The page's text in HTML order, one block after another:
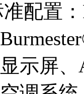
准配置
示屏